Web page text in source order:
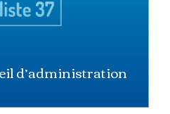
d’administration